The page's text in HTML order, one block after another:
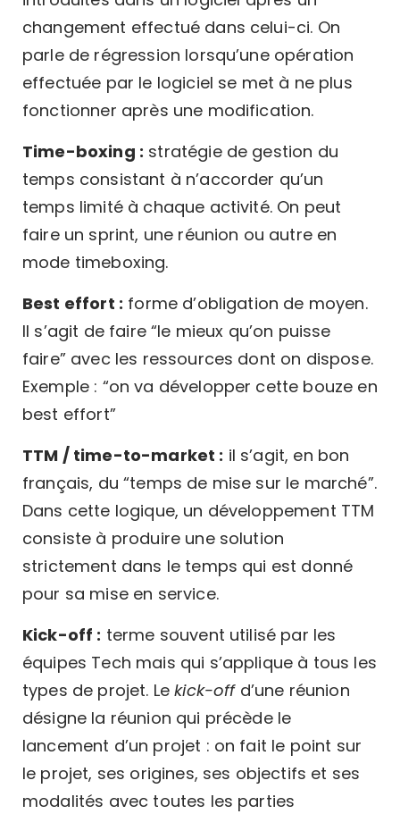
changement effectué dans celui-ci. On
parle de régression lorsqu’une opération
effectuée par le logiciel se met à ne plus
fonctionner après une modification.
Time-boxing : stratégie de gestion du
temps consistant à n’accorder qu’un
temps limité à chaque activité. On peut
faire un sprint, une réunion ou autre en
mode timeboxing.
Best effort : forme d’obligation de moyen.
Il s’agit de faire “le mieux qu’on puisse
faire” avec les ressources dont on dispose.
Exemple : “on va développer cette bouze en
best effort”
TTM / time-to-market : il s’agit, en bon
français, du “temps de mise sur le marché”.
Dans cette logique, un développement TTM
consiste à produire une solution
strictement dans le temps qui est donné
pour sa mise en service.
Kick-off : terme souvent utilisé par les
équipes Tech mais qui s’applique à tous les
types de projet. Lekick-offd’une réunion
désigne la réunion qui précède le
lancement d’un projet : on fait le point sur
le projet, ses origines, ses objectifs et ses
modalités avec toutes les parties